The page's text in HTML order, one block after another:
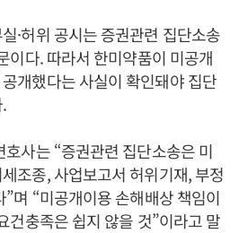
·허위 공시는 증권관련 집단소송
이다. 따라서 한미약품이 미공개
개했다는 사실이 확인돼야 집단
사는 “증권관련 집단소송은 미
조종, 사업보고서 허위기재, 부정
며 “미공개이용 손해배상 책임이
건충족은 쉽지 않을 것”이라고 말